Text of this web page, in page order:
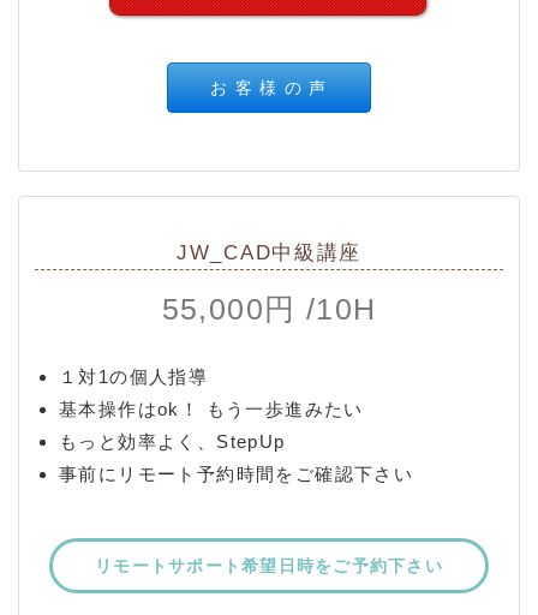
お 客 様 の 声
JW_CAD中級講座
55,000円 /10H
１対1の個人指導
基本操作はok！ もう一歩進みたい
もっと効率よく、StepUp
事前にリモート予約時間をご確認下さい
リモートサポート希望日時をご予約下さい